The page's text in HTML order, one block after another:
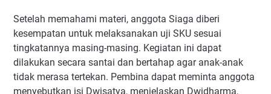
Setelah memahami materi, anggota Siaga diberi
kesempatan untuk melaksanakan uji SKU sesuai
tingkatannya masing-masing. Kegiatan ini dapat
dilakukan secara santai dan bertahap agar anak-anak
tidak merasa tertekan. Pembina dapat meminta anggota
menyebutkan isi Dwisatya, menjelaskan Dwidharma,